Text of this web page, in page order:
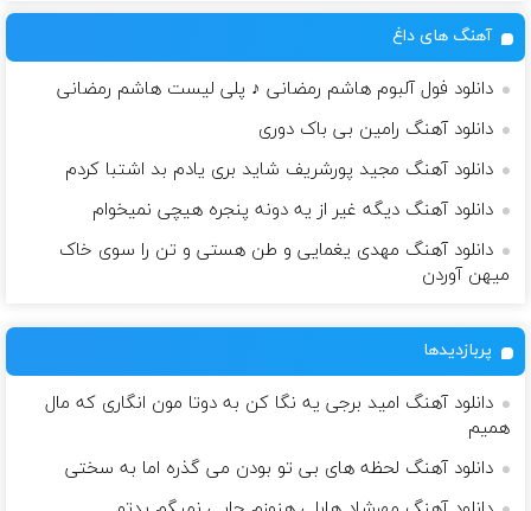
آهنگ های داغ
دانلود فول آلبوم هاشم رمضانی ♪ پلی لیست هاشم رمضانی
دانلود آهنگ رامین بی باک دوری
دانلود آهنگ مجید پورشریف شاید بری یادم بد اشتبا کردم
دانلود آهنگ دیگه غیر از یه دونه پنجره هیچی نمیخوام
دانلود آهنگ مهدی یغمایی و طن هستی و تن را سوی خاک
میهن آوردن
پربازدیدها
دانلود آهنگ امید برجی یه نگا کن به دوتا مون انگاری که مال
همیم
دانلود آهنگ لحظه های بی تو بودن می گذره اما به سختی